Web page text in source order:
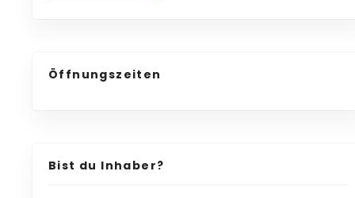
Öffnungszeiten
Bist du Inhaber?